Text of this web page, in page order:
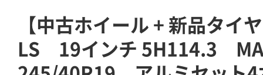
【中古ホイール + 新品タイ
LS 19インチ 5H114.3